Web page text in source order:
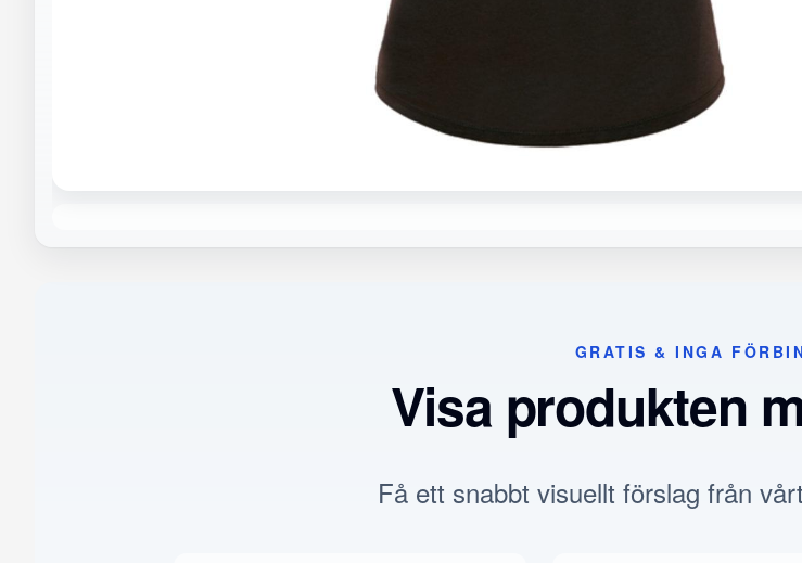
GRATIS & INGA
Visa produkten
Få ett snabbt visuellt förslag från